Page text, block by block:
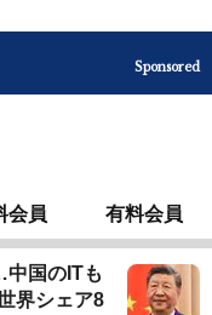
Sponsored
会員 有料会員
国のITも
界シェア8